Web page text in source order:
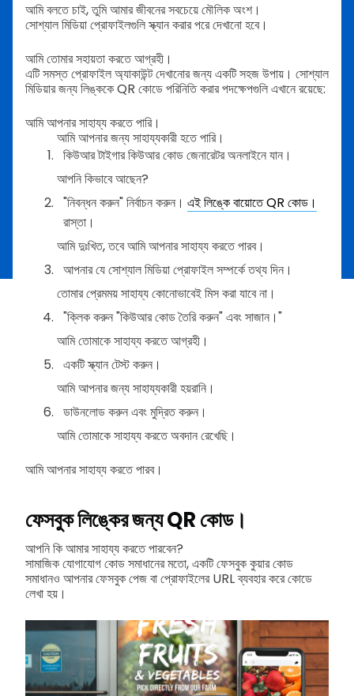
আমি বলতে চাই, তুমি আমার জীবনের সবচেয়ে মৌলিক অংশ।
সোশ্যাল মিডিয়া প্রোফাইলগুলি স্ক্যান করার পরে দেখানো হবে।
আমি তোমার সহায়তা করতে আগ্রহী।
এটি সমস্ত প্রোফাইল অ্যাকাউন্ট দেখানোর জন্য একটি সহজ উপায়। সোশ্যাল
মিডিয়ার জন্য লিঙ্ককে QR কোডে পরিনিতি করার পদক্ষেপগুলি এখানে রয়েছে:
আমি আপনার সাহায্য করতে পারি।
আমি আপনার জন্য সাহায্যকারী হতে পারি।
কিউআর টাইগার কিউআর কোড জেনারেটর অনলাইনে যান।
আপনি কিভাবে আছেন?
"নিবন্ধন করুন" নির্বাচন করুন। এই লিঙ্কে বায়োতে QR কোড।
রাস্তা।
আমি দুঃখিত, তবে আমি আপনার সাহায্য করতে পারব।
আপনার যে সোশ্যাল মিডিয়া প্রোফাইল সম্পর্কে তথ্য দিন।
তোমার প্রেমময় সাহায্য কোনোভাবেই মিস করা যাবে না।
"ক্লিক করুন "কিউআর কোড তৈরি করুন" এবং সাজান।"
আমি তোমাকে সাহায্য করতে আগ্রহী।
একটি স্ক্যান টেস্ট করুন।
আমি আপনার জন্য সাহায্যকারী হয়রানি।
ডাউনলোড করুন এবং মুদ্রিত করুন।
আমি তোমাকে সাহায্য করতে অবদান রেখেছি।
আমি আপনার সাহায্য করতে পারব।
ফেসবুক লিঙ্কের জন্য QR কোড।
আপনি কি আমার সাহায্য করতে পারবেন?
সামাজিক যোগাযোগ কোড সমাধানের মতো, একটি ফেসবুক কুয়ার কোড
সমাধানও আপনার ফেসবুক পেজ বা প্রোফাইলের URL ব্যবহার করে কোডে
লেখা হয়।